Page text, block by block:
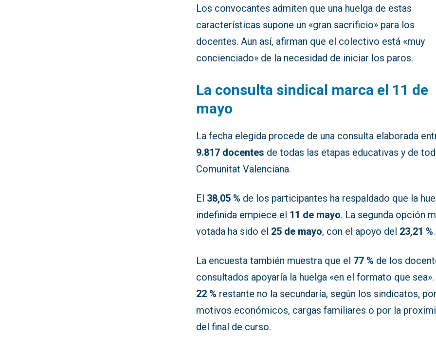
Los convocantes admiten que una huelga de estas
características supone un «gran sacrificio» para los
docentes. Aun así, afirman que el colectivo está «muy
concienciado» de la necesidad de iniciar los paros.
La consulta sindical marca el 11 de
mayo
La fecha elegida procede de una consulta elaborada
9.817 docentes de todas las etapas educativas y de
Comunitat Valenciana.
El 38,05 % de los participantes ha respaldado que la
indefinida empiece el 11 de mayo. La segunda opción
votada ha sido el 25 de mayo, con el apoyo del 23,21 %.
La encuesta también muestra que el 77 % de los
consultados apoyaría la huelga «en el formato que sea».
22 % restante no la secundaría, según los sindicatos, por
motivos económicos, cargas familiares o por la
del final de curso.